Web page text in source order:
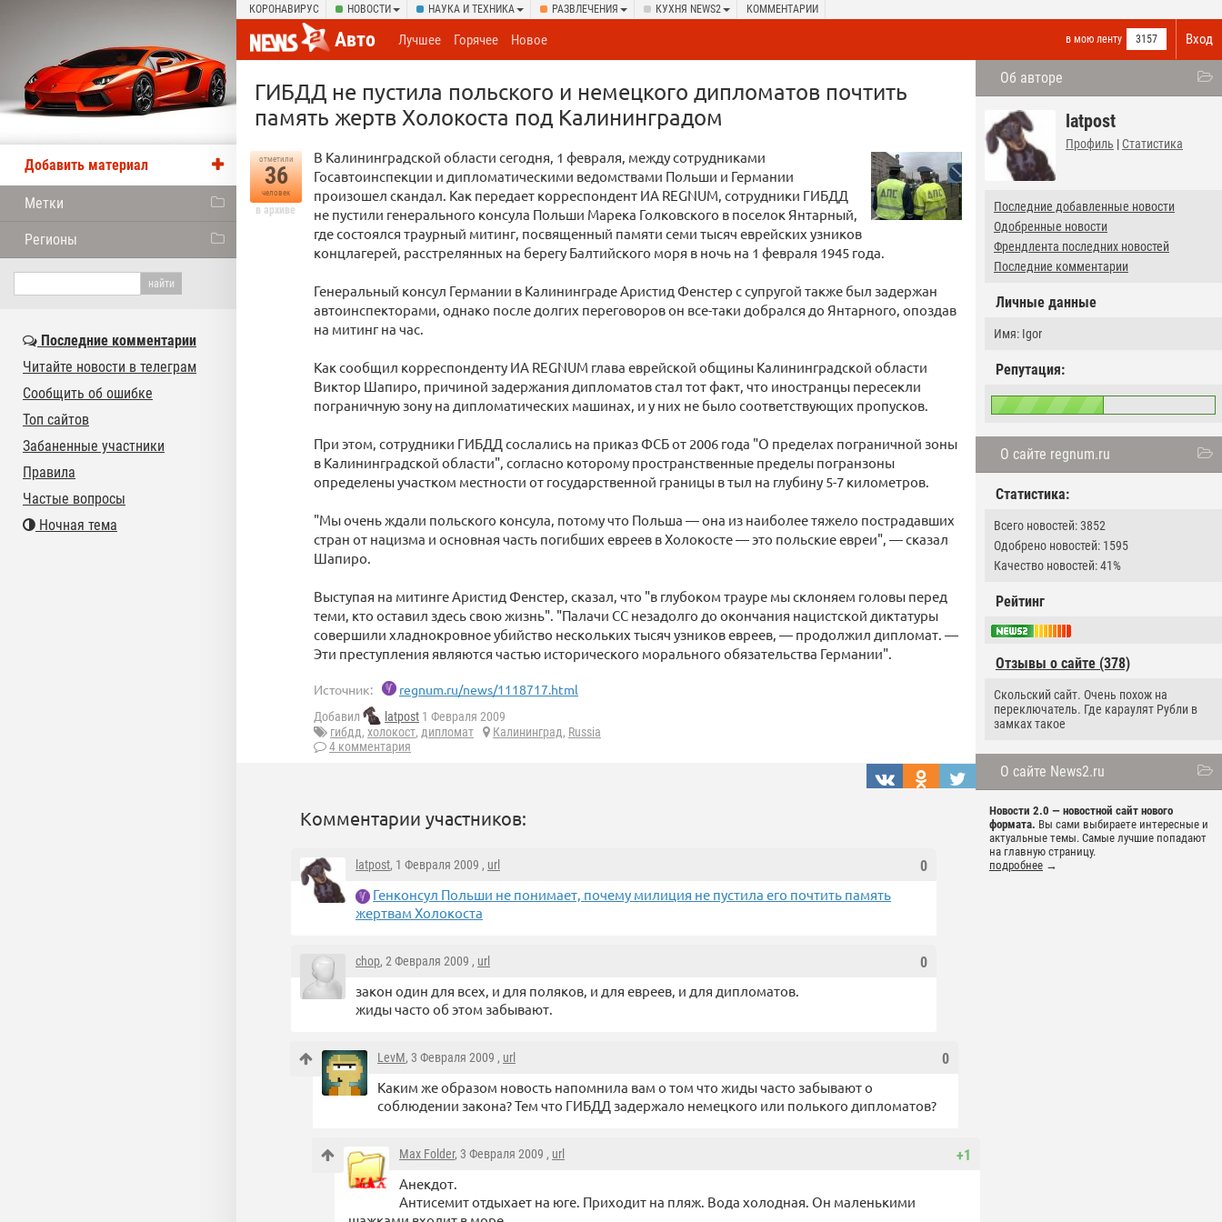
КОРОНАВИРУС НОВОСТИ НАУКА И ТЕХНИКА РАЗВЛЕЧЕНИЯ КУХНЯ NEWS2 КОММЕНТАРИИ
Вход
Авто в мою ленту 3157
Лучшее Горячее Новое
Об авторе
latpost
Профиль | Статистика
Последние добавленные новости
Одобренные новости
Френдлента последних новостей
Последние комментарии
Личные данные
Имя: Igor
Репутация:
О сайте regnum.ru
Статистика:
Всего новостей: 3852
Одобрено новостей: 1595
Качество новостей: 41%
Рейтинг
Отзывы о сайте (378)
Скольский сайт. Очень похож на
переключатель. Где караулят Рубли в
замках такое
О сайте News2.ru
Новости 2.0 — новостной сайт нового
формата. Вы сами выбираете интересные и
актуальные темы. Самые лучшие попадают
на главную страницу.
подробнее →
ГИБДД не пустила польского и немецкого дипломатов почтить
память жертв Холокоста под Калининградом
отметили
36
человек
в архиве
В Калининградской области сегодня, 1 февраля, между сотрудниками
Госавтоинспекции и дипломатическими ведомствами Польши и Германии
произошел скандал. Как передает корреспондент ИА REGNUM, сотрудники ГИБДД
не пустили генерального консула Польши Марека Голковского в поселок Янтарный,
где состоялся траурный митинг, посвященный памяти семи тысяч еврейских узников
концлагерей, расстрелянных на берегу Балтийского моря в ночь на 1 февраля 1945 года.
Генеральный консул Германии в Калининграде Аристид Фенстер с супругой также был задержан
автоинспекторами, однако после долгих переговоров он все-таки добрался до Янтарного, опоздав
на митинг на час.
Как сообщил корреспонденту ИА REGNUM глава еврейской общины Калининградской области
Виктор Шапиро, причиной задержания дипломатов стал тот факт, что иностранцы пересекли
пограничную зону на дипломатических машинах, и у них не было соответствующих пропусков.
При этом, сотрудники ГИБДД сослались на приказ ФСБ от 2006 года "О пределах пограничной зоны
в Калининградской области", согласно которому пространственные пределы погранзоны
определены участком местности от государственной границы в тыл на глубину 5-7 километров.
"Мы очень ждали польского консула, потому что Польша — она из наиболее тяжело пострадавших
стран от нацизма и основная часть погибших евреев в Холокосте — это польские евреи", — сказал
Шапиро.
Выступая на митинге Аристид Фенстер, сказал, что "в глубоком трауре мы склоняем головы перед
теми, кто оставил здесь свою жизнь". "Палачи СС незадолго до окончания нацистской диктатуры
совершили хладнокровное убийство нескольких тысяч узников евреев, — продолжил дипломат. —
Эти преступления являются частью исторического морального обязательства Германии".
Источник: regnum.ru/news/1118717.html
Добавил latpost 1 Февраля 2009
гибдд, холокост, дипломат Калининград, Russia
4 комментария
Комментарии участников:
0
latpost, 1 Февраля 2009 , url
Генконсул Польши не понимает, почему милиция не пустила его почтить память
жертвам Холокоста
0
chop, 2 Февраля 2009 , url
закон один для всех, и для поляков, и для евреев, и для дипломатов.
жиды часто об этом забывают.
0
LevM, 3 Февраля 2009 , url
Каким же образом новость напомнила вам о том что жиды часто забывают о
соблюдении закона? Тем что ГИБДД задержало немецкого или полького дипломатов?
+1
Max Folder, 3 Февраля 2009 , url
Анекдот.
Антисемит отдыхает на юге. Приходит на пляж. Вода холодная. Он маленькими
Добавить материал
Метки
Регионы
Последние комментарии
Читайте новости в телеграм
Сообщить об ошибке
Топ сайтов
Забаненные участники
Правила
Частые вопросы
Ночная тема